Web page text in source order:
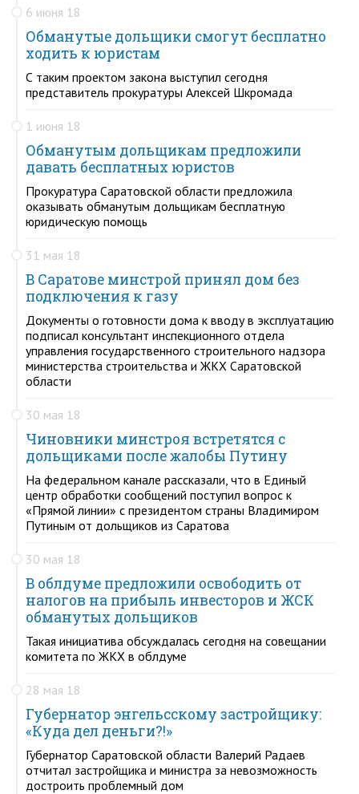
6 июня 18
Обманутые дольщики смогут бесплатно
ходить к юристам
С таким проектом закона выступил сегодня
представитель прокуратуры Алексей Шкромада
1 июня 18
Обманутым дольщикам предложили
давать бесплатных юристов
Прокуратура Саратовской области предложила
оказывать обманутым дольщикам бесплатную
юридическую помощь
31 мая 18
В Саратове минстрой принял дом без
подключения к газу
Документы о готовности дома к вводу в эксплуатацию
подписал консультант инспекционного отдела
управления государственного строительного надзора
министерства строительства и ЖКХ Саратовской
области
30 мая 18
Чиновники минстроя встретятся с
дольщиками после жалобы Путину
На федеральном канале рассказали, что в Единый
центр обработки сообщений поступил вопрос к
«Прямой линии» с президентом страны Владимиром
Путиным от дольщиков из Саратова
30 мая 18
В облдуме предложили освободить от
налогов на прибыль инвесторов и ЖСК
обманутых дольщиков
Такая инициатива обсуждалась сегодня на совещании
комитета по ЖКХ в облдуме
28 мая 18
Губернатор энгельсскому застройщику:
«Куда дел деньги?!»
Губернатор Саратовской области Валерий Радаев
отчитал застройщика и министра за невозможность
достроить проблемный дом